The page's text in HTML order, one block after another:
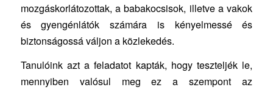
mozgáskorlátozottak, a babakocsisok, illetve a vakok
és gyengénlátók számára is kényelmessé és
biztonságossá váljon a közlekedés.
Tanulóink azt a feladatot kapták, hogy teszteljék le,
mennyiben valósul meg ez a szempont az